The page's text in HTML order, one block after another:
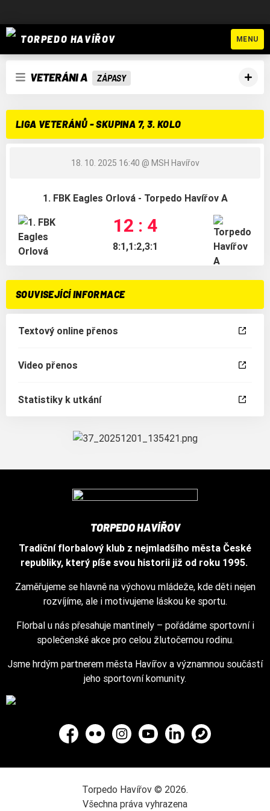
TORPEDO HAVÍŘOV MENU
VETERÁNI A ZÁPASY
LIGA VETERÁNŮ - SKUPINA 7, 3. KOLO
18. 10. 2025 16:40 @ MSH Havířov
1. FBK Eagles Orlová - Torpedo Havířov A
12 : 4
8:1,1:2,3:1
SOUVISEJÍCÍ INFORMACE
Textový online přenos
Video přenos
Statistiky k utkání
TORPEDO HAVÍŘOV
Tradiční florbalový klub z nejmladšího města České
republiky, který píše svou historii již od roku 1995.
Zaměřujeme se hlavně na výchovu mládeže, kde děti nejen
rozvíjíme, ale i motivujeme láskou ke sportu.
Florbal u nás přesahuje mantinely – pořádáme sportovní i
společenské akce pro celou žlutočernou rodinu.
Jsme hrdým partnerem města Havířov a významnou součástí
jeho sportovní komunity.
Facebook
Flickr InstagramYouTubeLinkedInWhatsApp
Torpedo Havířov © 2026.
Všechna práva vyhrazena